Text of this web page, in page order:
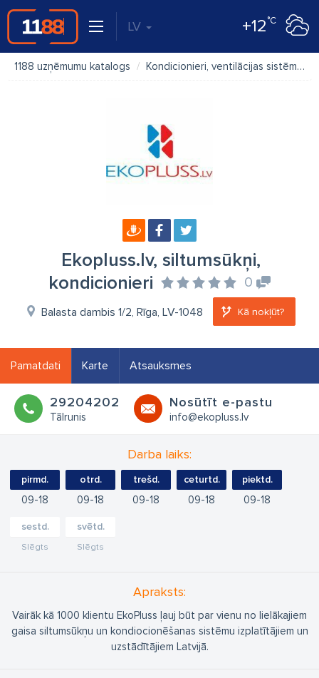
LV +12°C
1188 uzņēmumu katalogs Kondicionieri, ventilācijas sistēmas
Ekopluss.lv, siltumsūkņi,
kondicionieri
0
Balasta dambis 1/2, Rīga, LV-1048 Kā nokļūt?
Pamatdati Karte Atsauksmes
29204202
Tālrunis
Nosūtīt e-pastu
info@ekopluss.lv
Darba laiks:
pirmd.
09 18
otrd.
09 18
trešd.
09 18
ceturtd.
09 18
piektd.
09 18
sestd.
Slēgts
svētd.
Slēgts
Apraksts:
Vairāk kā 1000 klientu EkoPluss ļauj būt par vienu no lielākajiem
gaisa siltumsūkņu un kondiocionēšanas sistēmu izplatītājiem un
uzstādītājiem Latvijā.